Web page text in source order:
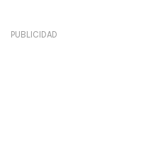
PUBLICIDAD